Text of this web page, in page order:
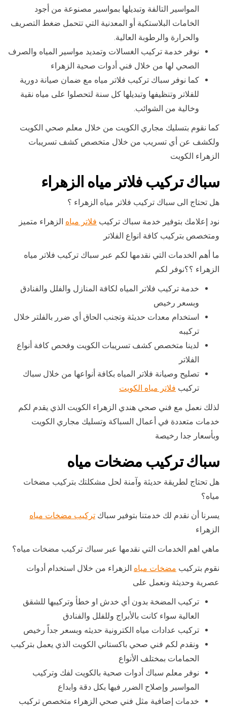
المواسير التالفة وتبديلها بمواسير مصنوعة من أجود
الخامات البلاستكية أو المعدنية التي تتحمل ضغط التصريف
والحرارة والرطوبة العالية.
نوفر خدمة تركيب الغسالات وتمديد مواسير المياه والصرف
الصحي لها من خلال فني أدوات صحية الزهراء
كما نوفر سباك تركيب فلاتر مياه مع ضمان صيانة دورية
للفلاتر وتنظيفها وتبديلها كل سنة لتحصلوا على مياه نقية
وخالية من الشوائب.
كما نقوم بتسليك مجاري الكويت من خلال معلم صحي الكويت
ولكشف عن أي تسريب من خلال متخصص كشف تسريبات
الزهراء الكويت
سباك تركيب فلاتر مياه الزهراء
هل تحتاج الى سباك تركيب فلاتر مياه الزهراء ؟
نود إعلامك بتوفير خدمة سباك تركيب فلاتر مياه الزهراء متميز
ومتخصص بتركيب كافة انواع الفلاتر
ما أهم الخدمات التي نقدمها لكم عبر سباك تركيب فلاتر مياه
الزهراء ؟؟نوفر لكم
خدمة تركيب فلاتر المياه لكافة المنازل والفلل والفنادق
وبسعر رخيص
استخدام معدات حديثة وتجنب الحاق أي ضرر بالفلتر خلال
تركيبه
لدينا متخصص كشف تسريبات الكويت وفحص كافة أنواع
الفلاتر
تصليح وصيانة فلاتر المياه بكافة أنواعها من خلال سباك
تركيب فلاتر مياه الكويت
لذلك نعمل مع فني صحي هندي الزهراء الكويت الذي يقدم لكم
خدمات متعددة في أعمال السباكة وتسليك مجاري الكويت
وبأسعار جدا رخيصة
سباك تركيب مضخات مياه
هل تحتاج لطريقة حديثة وآمنة لحل مشكلتك بتركيب مضخات
مياه؟
يسرنا أن نقدم لك خدمتنا بتوفير سباك تركيب مضخات مياه
الزهراء
ماهي اهم الخدمات التي نقدمها عبر سباك تركيب مضخات مياه؟
نقوم بتركيب مضخات مياه الزهراء من خلال استخدام أدوات
عصرية وحديثة ونعمل على
تركيب المضخة بدون أي خدش او خطأ وتركيبها للشقق
العالية سواء كانت بالأبراج وللفلل والفنادق
تركيب عدادات مياه الكترونية حديثه وبسعر جداً رخيص
ونقدم لكم فني صحي باكستاني الكويت الذي يعمل بتركيب
الحمامات بمختلف الأنواع
نوفر معلم سباك أدوات صحية بالكويت لفك وتركيب
المواسير وإصلاح الضرر فيها بكل دقة وابداع
خدمات إضافية مثل فني صحي الزهراء متخصص تركيب